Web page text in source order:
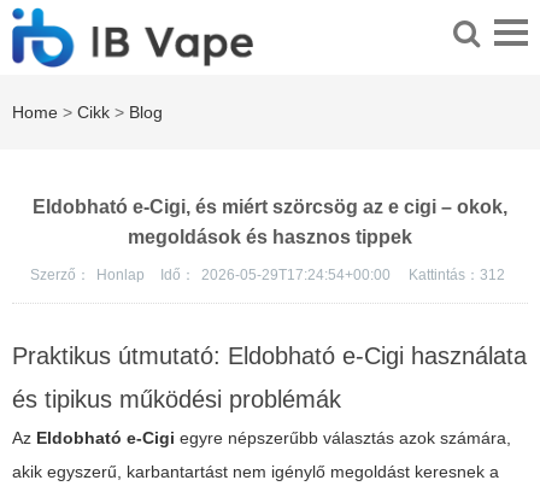
Home > Cikk > Blog
Eldobható e-Cigi, és miért szörcsög az e cigi – okok,
megoldások és hasznos tippek
Szerző： Honlap Idő： 2026-05-29T17:24:54+00:00 Kattintás： 312
Praktikus útmutató: Eldobható e-Cigi használata
és tipikus működési problémák
Az Eldobható e-Cigi egyre népszerűbb választás azok számára,
akik egyszerű, karbantartást nem igénylő megoldást keresnek a